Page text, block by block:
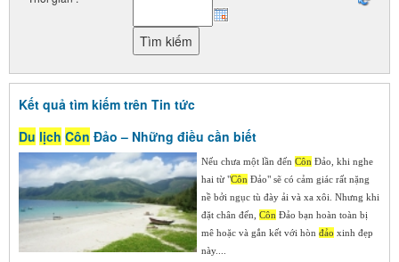
Kết quả tìm kiếm trên Tin tức
Du lịch Côn Đảo – Những điều cần biết
Nếu chưa một lần đến Côn Đảo, khi nghe
hai từ "Côn Đảo" sẽ có cảm giác rất nặng
nề bởi ngục tù đày ải và xa xôi. Nhưng khi
đặt chân đến, Côn Đảo bạn hoàn toàn bị
mê hoặc và gắn kết với hòn đảo xinh đẹp
này....